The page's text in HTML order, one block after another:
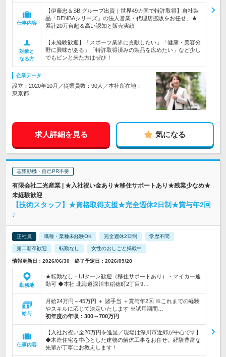
仕事内容
【伊藤忠＆SBIグループ出資｜世界49カ国で特許取得】自社製
品「DENBAシリーズ」の法人営業・代理店拡販をお任せ。★
累計20万台超＆高い認知と販売実績
対象と
なる方
【未経験歓迎】「スポーツ業界に貢献したい」「健康・美容分
野に興味がある」「特許取得済みの製品を広めたい」など少し
でもピンと来た方はぜひ！
企業データ
設立：2020年10月／従業員数：90人／本社所在地：
東京都
求人詳細を見る 気になる
志望動機・自己PR不要
有限会社二光産業 | ★入社祝い金あり★移住サポートあり★残業少なめ★
未経験歓迎
【技術スタッフ】★資格取得支援★完全週休2日制★賞与年2回
♪
正社員 職種・業種未経験OK 完全週休2日制 学歴不問
第二新卒歓迎 転勤なし 女性のおしごと掲載中
情報更新日：2026/06/30 終了予定日：2026/09/28
勤務地
★転勤なし・UIターン歓迎（移住サポ―トあり）・マイカー通
勤可 ◆本社 北海道深川市稲穂町2丁目9…
給与
月給24万円～45万円 ＋ 諸手当 ＋賞与年2回 ※これまでの経験
やスキルに応じて決定いたします ※試用期間…
初年度の年収： 300～700万円
仕事内容
【入社お祝い金20万円を進呈／現場は深川市近郊が中心です】
◆木造住宅を中心とした建物の解体工事をお任せ。経験豊富な
先輩が丁寧にお教えします！